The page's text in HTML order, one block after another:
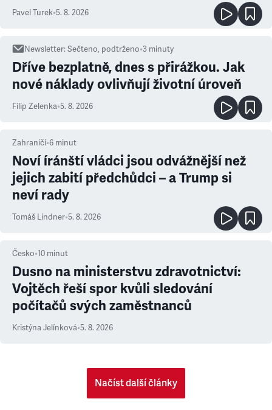
ale atmosféra
Pavel Turek•5. 8. 2026
Newsletter:Sečteno, podtrženo•3 minuty
Dříve bezplatně, dnes s přirážkou. Jak
nové náklady ovlivňují životní úroveň
Filip Zelenka•5. 8. 2026
Zahraničí•6 minut
Noví íránští vládci jsou odvážnější než
jejich zabití předchůdci – a Trump si
neví rady
Tomáš Lindner•5. 8. 2026
Česko•10 minut
Dusno na ministerstvu zdravotnictví:
Vojtěch řeší spor kvůli sledování
počítačů svých zaměstnanců
Kristýna Jelínková•5. 8. 2026
Načíst další články